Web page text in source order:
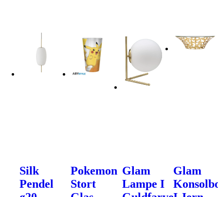
Silk
Pendel
Pokemon
Stort
Glam
Lampe I
Glam